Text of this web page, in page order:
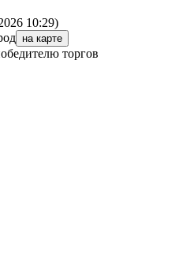
10:29)
на карте
торгов